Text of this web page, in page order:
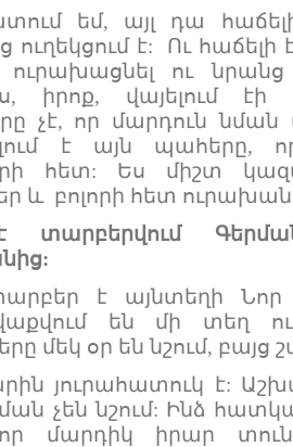
եմ, այլ դա
ուղեկցում է: Ու
ուրախացնել ու նրանց
իրոք, վայելում
չէ, որ մարդուն
է այն պահերը,
հետ: Ես միշտ
և բոլորի հետ
է տարբերվում
տարբեր է այնտեղի
են մի տեղ
մեկ օր են նշում, բայց
յուրահատուկ է:
չեն նշում: Ինձ
որ մարդիկ իրար